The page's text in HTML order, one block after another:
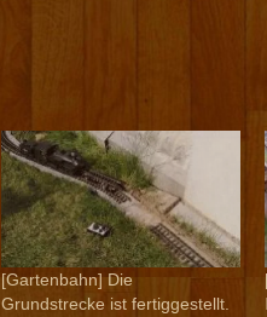
[Gartenbahn] Die
Grundstrecke ist fertiggestellt.